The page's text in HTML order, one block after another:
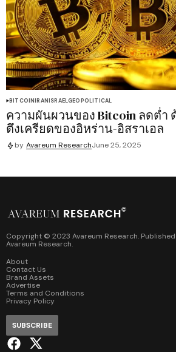
BITCOINIRANISRAELGEOPOLITICAL
ความผันผวนของ Bitcoin ลดต่ำ
ตึงเครียดของอิหร่าน-อิสราเอล
by Avareum ResearchJune 25, 2025
Copyright © 2023 Avareum Research.
Avareum Research.
About
Contact Us
Brand Assets
Advertise
Terms and Conditions
Privacy Policy
SUBSCRIBE